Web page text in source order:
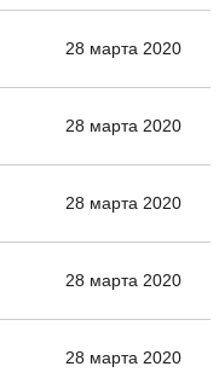
28 марта 2020
28 марта 2020
28 марта 2020
28 марта 2020
28 марта 2020